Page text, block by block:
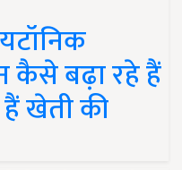
कैसे बढ़ा रहे हैं
खेती की